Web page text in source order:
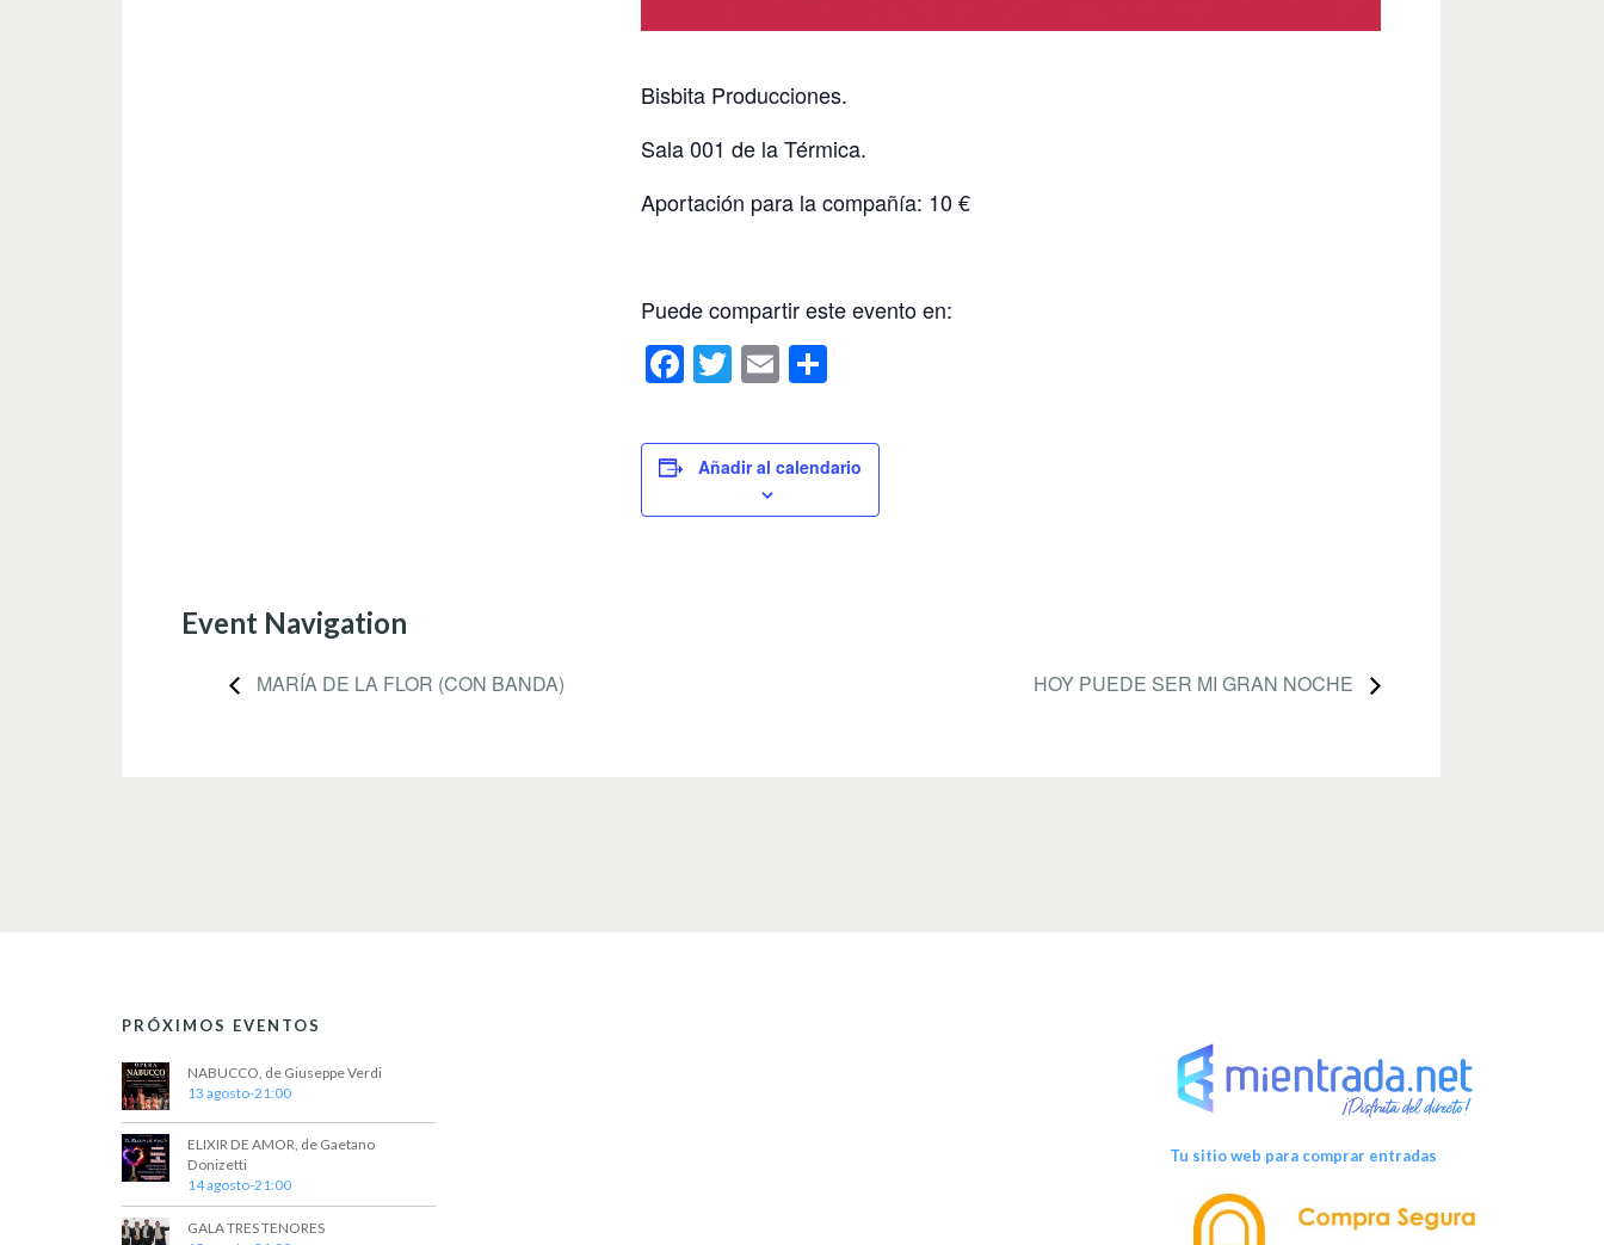
Bisbita Producciones.
Sala 001 de la Térmica.
Aportación para la compañía: 10 €
Puede compartir este evento en:
F
c
e
b
T
tt
er
E
ail
C
m
p
ar
Añadir al calendario
Event Navigation
MARÍA DE LA FLOR (CON BANDA) HOY PUEDE SER MI GRAN NOCHE
PRÓXIMOS EVENTOS
NABUCCO, de Giuseppe Verdi
13 agosto-21:00
ELIXIR DE AMOR, de Gaetano
Donizetti
14 agosto-21:00
GALA TRES TENORES
Tu sitio web para comprar entradas